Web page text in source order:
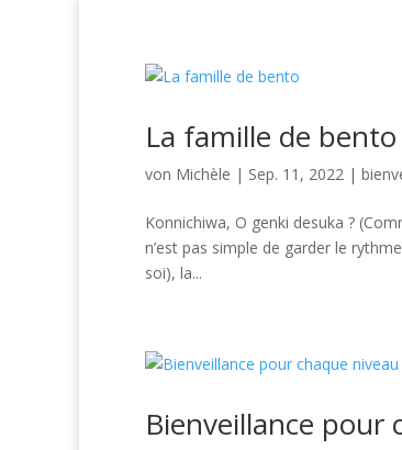
La famille de bento
von Michèle | Sep. 11, 2022 |
Konnichiwa, O genki desuka ?
n’est pas simple de garder le
soi), la...
Bienveillance pour